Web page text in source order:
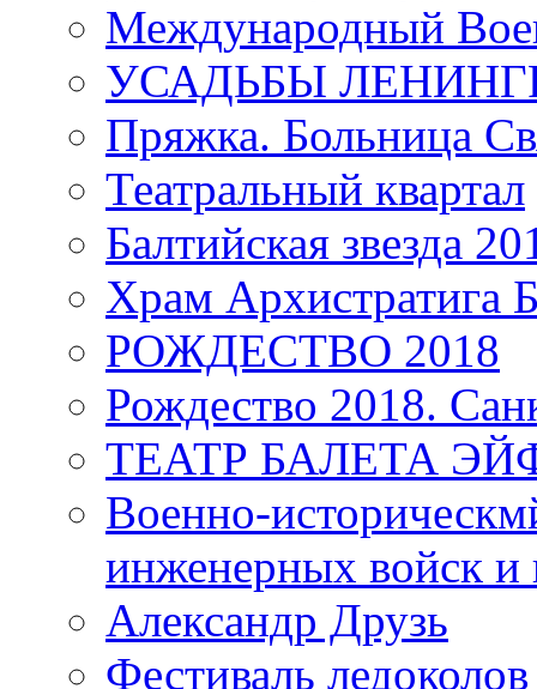
Международный
УСАДЬБЫ
Пряжка. Больница
Театральный квартал
Балтийская звезда
Храм
РОЖДЕСТВО 2018
Рождество 2018.
ТЕАТР БАЛЕТА
Военно-
инженерных войск и
Александр Друзь
Фестиваль